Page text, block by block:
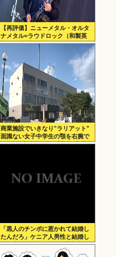
【再評価】ニューメタル・オルタ
ナメタル=ラウドロック（和製英
語）がZに刺さってるらしい。お
前らがキッズの頃好きだったバン
ドは何？
商業施設でいきなり"ラリアット"
面識ない女子中学生の顎を右腕で
殴打 22歳女性を暴行容疑で逮捕
「黒人のチンポに惹かれて結婚し
たんだろ」ケニア人男性と結婚し
た日本人女性（31）に”誹謗中
傷”殺到